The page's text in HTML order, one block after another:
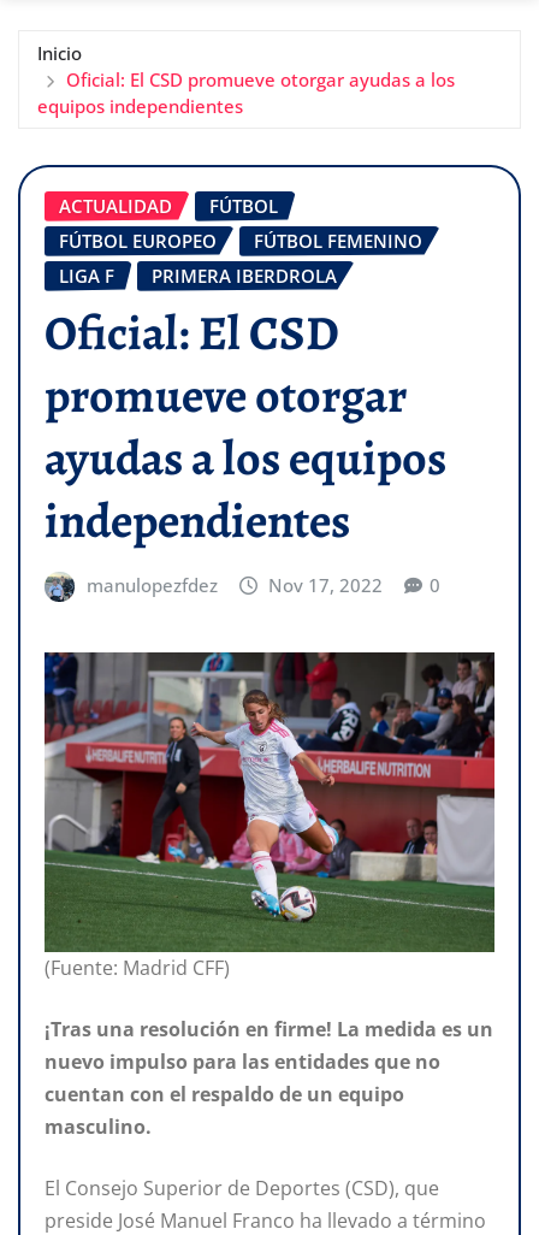
Inicio
Oficial: El CSD promueve otorgar ayudas a los
equipos independientes
ACTUALIDAD
FÚTBOL
FÚTBOL EUROPEO
FÚTBOL FEMENINO
LIGA F
PRIMERA IBERDROLA
Oficial: El CSD
promueve otorgar
ayudas a los equipos
independientes
manulopezfdez Nov 17, 2022 0
(Fuente: Madrid CFF)
¡Tras una resolución en firme! La medida es un
nuevo impulso para las entidades que no
cuentan con el respaldo de un equipo
masculino.
El Consejo Superior de Deportes (CSD), que
preside José Manuel Franco ha llevado a término